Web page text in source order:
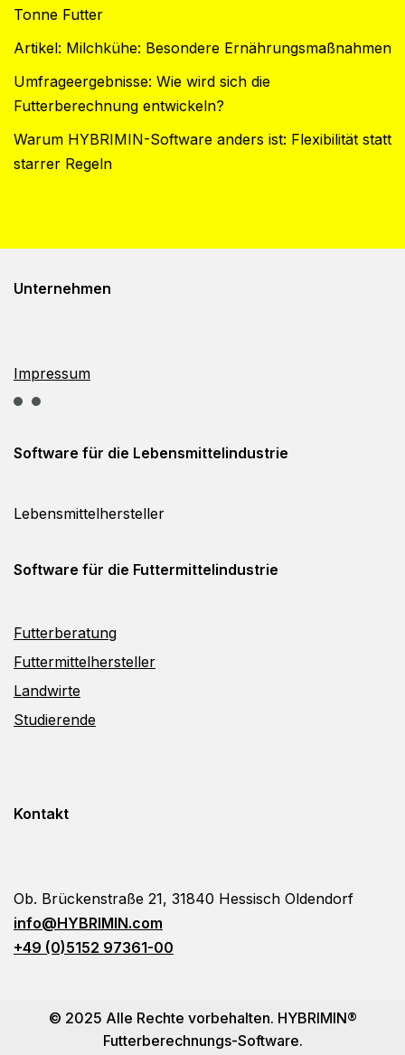
Tonne Futter
Artikel: Milchkühe: Besondere Ernährungsmaßnahmen
Umfrageergebnisse: Wie wird sich die
Futterberechnung entwickeln?
Warum HYBRIMIN-Software anders ist: Flexibilität statt
starrer Regeln
Unternehmen
Impressum
Software für die Lebensmittelindustrie
Lebensmittelhersteller
Software für die Futtermittelindustrie
Futterberatung
Futtermittelhersteller
Landwirte
Studierende
Kontakt
Ob. Brückenstraße 21, 31840 Hessisch Oldendorf
info@HYBRIMIN.com
+49 (0)5152 97361-00
© 2025 Alle Rechte vorbehalten. HYBRIMIN®
Futterberechnungs-Software.